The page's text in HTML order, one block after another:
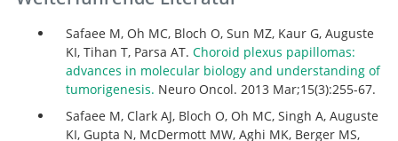
Safaee M, Oh MC, Bloch O, Sun MZ, Kaur G, Auguste
KI, Tihan T, Parsa AT. Choroid plexus papillomas:
advances in molecular biology and understanding of
tumorigenesis. Neuro Oncol. 2013 Mar;15(3):255-67.
Safaee M, Clark AJ, Bloch O, Oh MC, Singh A, Auguste
KI, Gupta N, McDermott MW, Aghi MK, Berger MS,